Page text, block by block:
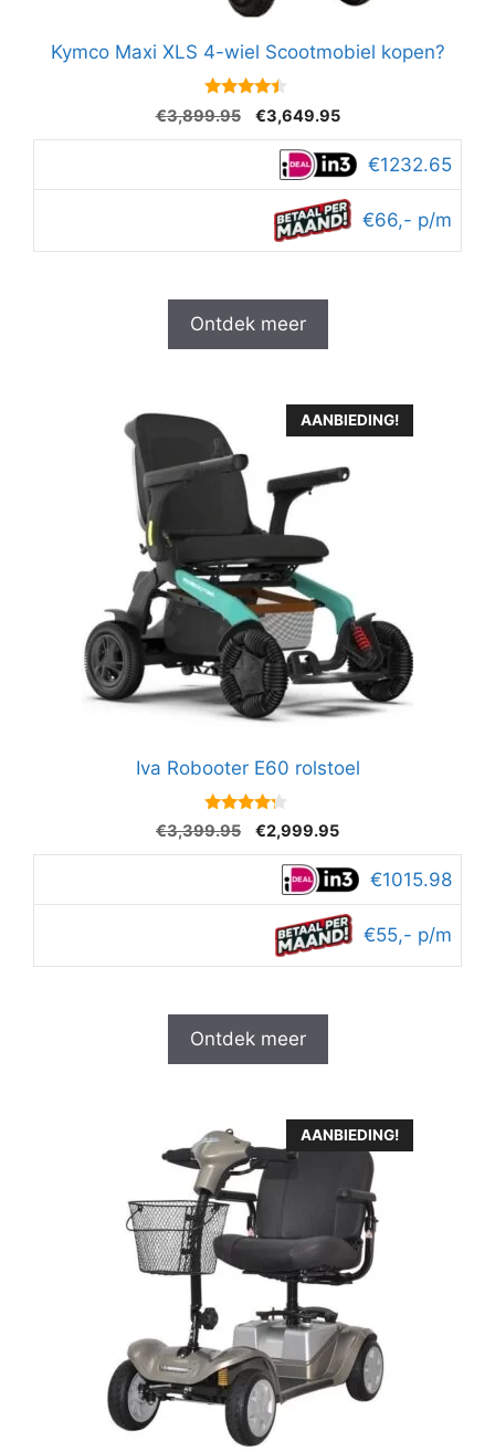
Kymco Maxi XLS 4-wiel Scootmobiel kopen?
4.3
van 5
€3,899.95
Oorspronkelijke
prijs
was:
€3,899.95.
€3,649.95Huidige
prijs
is:
€3,649.95.
€1232.65
€66,- p/m
Ontdek meer
AANBIEDING!
Iva Robooter E60 rolstoel
4.1
van 5
€3,399.95
Oorspronkelijke
prijs
was:
€3,399.95.
€2,999.95Huidige
prijs
is:
€2,999.95.
€1015.98
€55,- p/m
Ontdek meer
AANBIEDING!